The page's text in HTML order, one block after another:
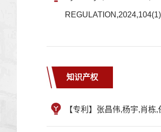
知识产权
【专利】张昌伟,杨宇,肖